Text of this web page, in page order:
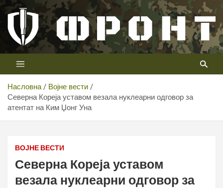
Скип
цонтент
Телевизија ФРОНТ
Први војни канал у Србији
Насловна
Војне вести
Северна Кореја уставом везала нуклеарни одговор за
атентат на Ким Џонг Уна
ВОЈНЕ ВЕСТИ
Северна Кореја уставом
везала нуклеарни одговор за